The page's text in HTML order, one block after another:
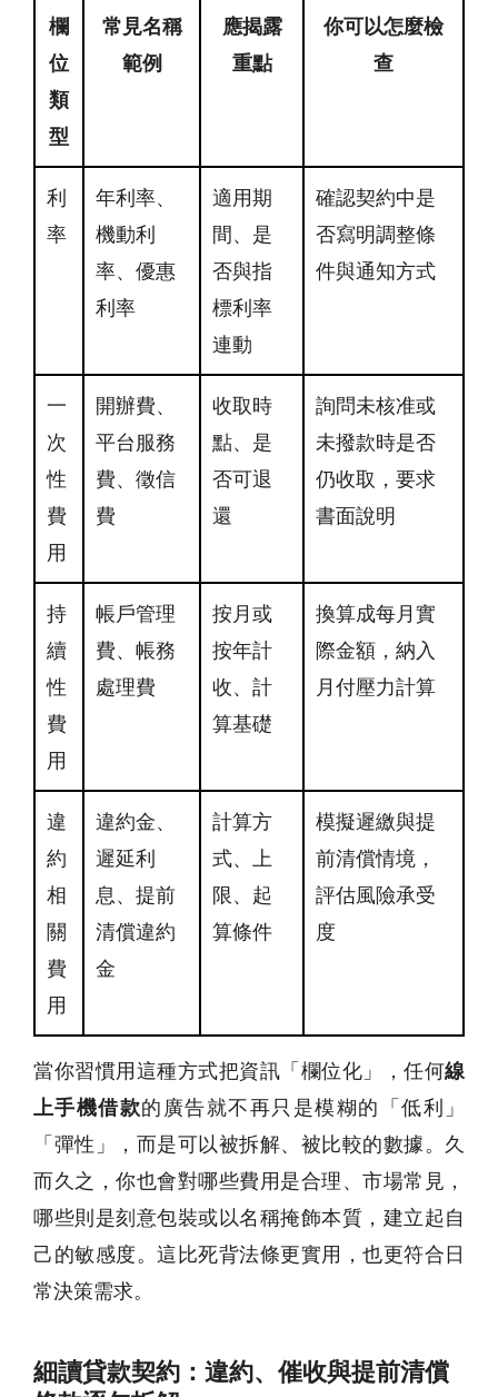
欄
位
類
型
常見名稱
範例
應揭露
重點
你可以怎麼檢
查
利
率
年利率、
機動利
率、優惠
利率
適用期
間、是
否與指
標利率
連動
確認契約中是
否寫明調整條
件與通知方式
一
次
性
費
用
開辦費、
平台服務
費、徵信
費
收取時
點、是
否可退
還
詢問未核准或
未撥款時是否
仍收取，要求
書面說明
持
續
性
費
用
帳戶管理
費、帳務
處理費
按月或
按年計
收、計
算基礎
換算成每月實
際金額，納入
月付壓力計算
違
約
相
關
費
用
違約金、
遲延利
息、提前
清償違約
金
計算方
式、上
限、起
算條件
模擬遲繳與提
前清償情境，
評估風險承受
度
當你習慣用這種方式把資訊「欄位化」，任何線
上手機借款的廣告就不再只是模糊的「低利」
「彈性」，而是可以被拆解、被比較的數據。久
而久之，你也會對哪些費用是合理、市場常見，
哪些則是刻意包裝或以名稱掩飾本質，建立起自
己的敏感度。這比死背法條更實用，也更符合日
常決策需求。
細讀貸款契約：違約、催收與提前清償